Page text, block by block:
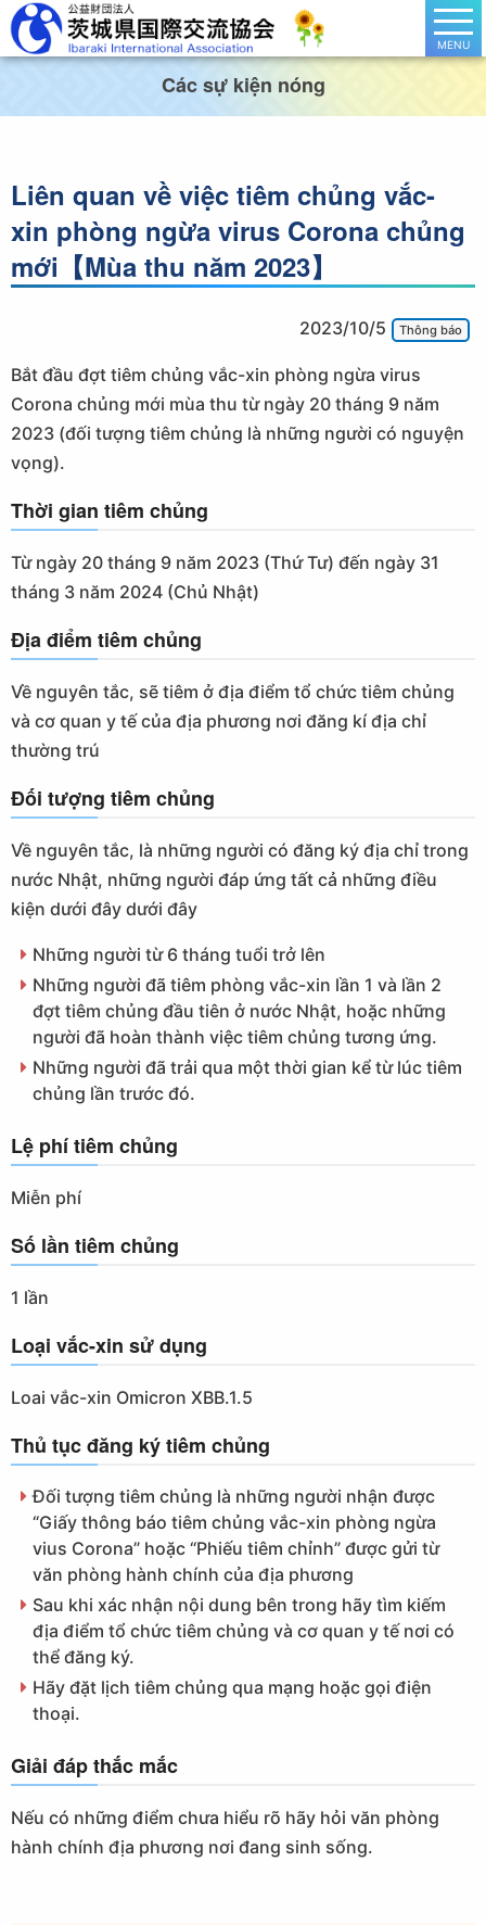
MENU
Các sự kiện nóng
Liên quan về việc tiêm chủng vắc-
xin phòng ngừa virus Corona chủng
mới【Mùa thu năm 2023】
2023/10/5 Thông báo
Bắt đầu đợt tiêm chủng vắc-xin phòng ngừa virus
Corona chủng mới mùa thu từ ngày 20 tháng 9 năm
2023 (đối tượng tiêm chủng là những người có nguyện
vọng).
Thời gian tiêm chủng
Từ ngày 20 tháng 9 năm 2023 (Thứ Tư) đến ngày 31
tháng 3 năm 2024 (Chủ Nhật)
Địa điểm tiêm chủng
Về nguyên tắc, sẽ tiêm ở địa điểm tổ chức tiêm chủng
và cơ quan y tế của địa phương nơi đăng kí địa chỉ
thường trú
Đối tượng tiêm chủng
Về nguyên tắc, là những người có đăng ký địa chỉ trong
nước Nhật, những người đáp ứng tất cả những điều
kiện dưới đây dưới đây
Những người từ 6 tháng tuổi trở lên
Những người đã tiêm phòng vắc-xin lần 1 và lần 2
đợt tiêm chủng đầu tiên ở nước Nhật, hoặc những
người đã hoàn thành việc tiêm chủng tương ứng.
Những người đã trải qua một thời gian kể từ lúc tiêm
chủng lần trước đó.
Lệ phí tiêm chủng
Miễn phí
Số lần tiêm chủng
1 lần
Loại vắc-xin sử dụng
Loai vắc-xin Omicron XBB.1.5
Thủ tục đăng ký tiêm chủng
Đối tượng tiêm chủng là những người nhận được
“Giấy thông báo tiêm chủng vắc-xin phòng ngừa
vius Corona” hoặc “Phiếu tiêm chỉnh” được gửi từ
văn phòng hành chính của địa phương
Sau khi xác nhận nội dung bên trong hãy tìm kiếm
địa điểm tổ chức tiêm chủng và cơ quan y tế nơi có
thể đăng ký.
Hãy đặt lịch tiêm chủng qua mạng hoặc gọi điện
thoại.
Giải đáp thắc mắc
Nếu có những điểm chưa hiểu rõ hãy hỏi văn phòng
hành chính địa phương nơi đang sinh sống.